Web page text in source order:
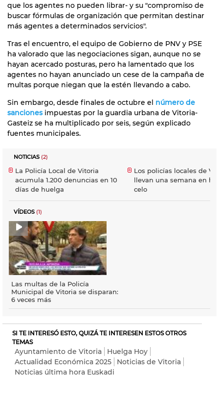
que los agentes no pueden librar- y su "compromiso de
buscar fórmulas de organización que permitan destinar
más agentes a determinados servicios".
Tras el encuentro, el equipo de Gobierno de PNV y PSE
ha valorado que las negociaciones sigan, aunque no se
hayan acercado posturas, pero ha lamentado que los
agentes no hayan anunciado un cese de la campaña de
multas porque niegan que la estén llevando a cabo.
Sin embargo, desde finales de octubre el número de
sancionesimpuestas por la guardia urbana de Vitoria-
Gasteiz se ha multiplicado por seis, según explicado
fuentes municipales.
NOTICIAS (2)
La Policía Local de Vitoria
acumula 1.200 denuncias en 10
días de huelga
Los policías locales de
llevan una semana en
celo
VÍDEOS (1)
Las multas de la Policía
Municipal de Vitoria se disparan:
6 veces más
SI TE INTERESÓ ESTO, QUIZÁ TE INTERESEN ESTOS OTROS
TEMAS
Ayuntamiento de Vitoria
Huelga Hoy
Actualidad Económica 2025
Noticias de Vitoria
Noticias última hora Euskadi